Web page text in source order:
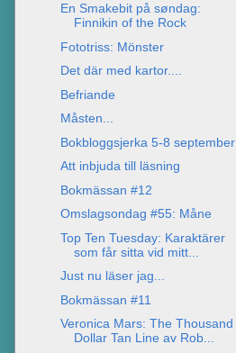
En Smakebit på søndag:
Finnikin of the Rock
Fototriss: Mönster
Det där med kartor....
Befriande
Måsten...
Bokbloggsjerka 5-8 september
Att inbjuda till läsning
Bokmässan #12
Omslagsondag #55: Måne
Top Ten Tuesday: Karaktärer
som får sitta vid mitt...
Just nu läser jag...
Bokmässan #11
Veronica Mars: The Thousand
Dollar Tan Line av Rob...